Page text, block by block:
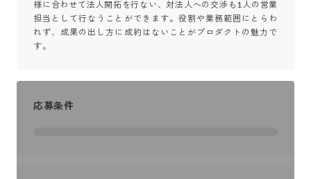
様に合わせて法人開拓を行ない、対法人への交渉も1人の営業
担当として行なうことができます。役割や業務範囲にとらわ
れず、成果の出し方に成約はないことがプロダクトの魅力で
す。
応募条件